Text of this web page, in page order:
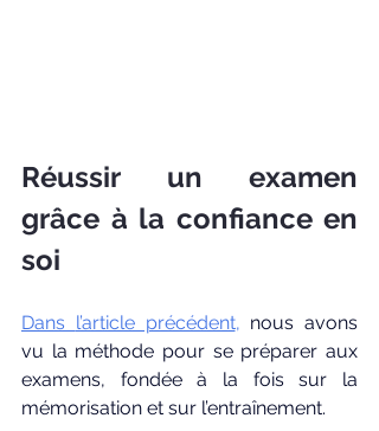
Réussir un examen
grâce à la confiance en
soi
Dans l’article précédent, nous avons
vu la méthode pour se préparer aux
examens, fondée à la fois sur la
mémorisation et sur l’entraînement.